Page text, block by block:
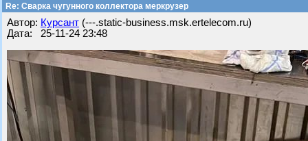
Re: Сварка чугунного коллектора меркрузер
Автор: Курсант (---.static-business.msk.ertelecom.ru)
Дата: 25-11-24 23:48